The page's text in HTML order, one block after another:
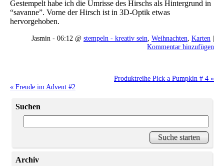
Gestempelt habe ich die Umrisse des Hirschs als Hintergrund in
“savanne”. Vorne der Hirsch ist in 3D-Optik etwas
hervorgehoben.
Jasmin - 06:12 @ stempeln - kreativ sein Weihnachten Karten |
Kommentar hinzufügen
Produktreihe Pick a Pumpkin # 4 »
« Freude im Advent #2
Suchen
Archiv